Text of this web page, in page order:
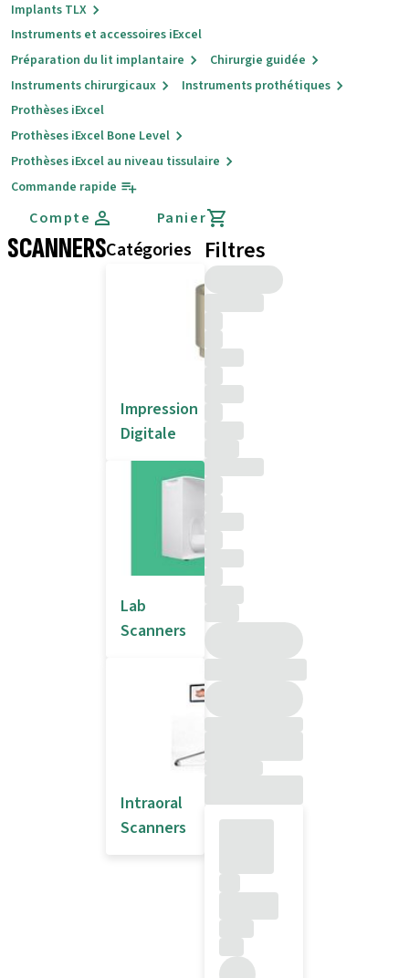
Implants TLX
Instruments et accessoires iExcel
Préparation du lit implantaire
Chirurgie guidée
Instruments chirurgicaux
Instruments prothétiques
Prothèses iExcel
Prothèses iExcel Bone Level
Prothèses iExcel au niveau tissulaire
Commande rapide
Compte Panier
SCANNERSCatégories
Impression
Digitale
Lab
Scanners
Intraoral
Scanners
Filtres